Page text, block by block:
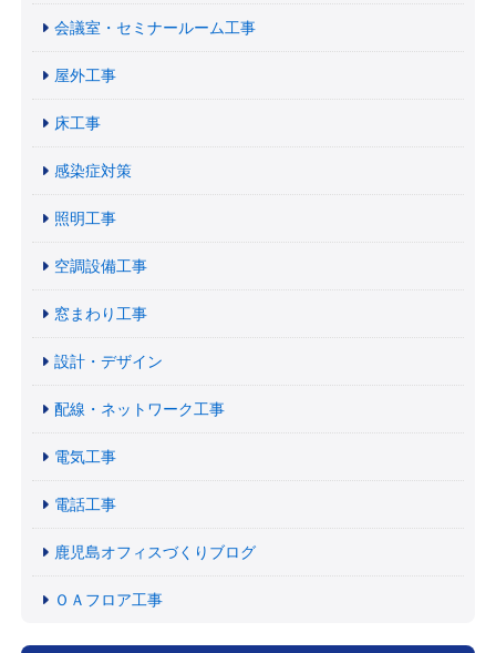
会議室・セミナールーム工事
屋外工事
床工事
感染症対策
照明工事
空調設備工事
窓まわり工事
設計・デザイン
配線・ネットワーク工事
電気工事
電話工事
鹿児島オフィスづくりブログ
ＯＡフロア工事